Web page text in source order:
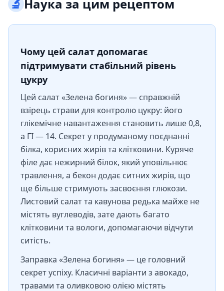
🔬 Наука за цим рецептом
Чому цей салат допомагає
підтримувати стабільний рівень
цукру
Цей салат «Зелена богиня» — справжній
взірець страви для контролю цукру: його
глікемічне навантаження становить лише 0,8,
а ГІ — 14. Секрет у продуманому поєднанні
білка, корисних жирів та клітковини. Куряче
філе дає нежирний білок, який уповільнює
травлення, а бекон додає ситних жирів, що
ще більше стримують засвоєння глюкози.
Листовий салат та кавунова редька майже не
містять вуглеводів, зате дають багато
клітковини та вологи, допомагаючи відчути
ситість.
Заправка «Зелена богиня» — це головний
секрет успіху. Класичні варіанти з авокадо,
травами та оливковою олією містять